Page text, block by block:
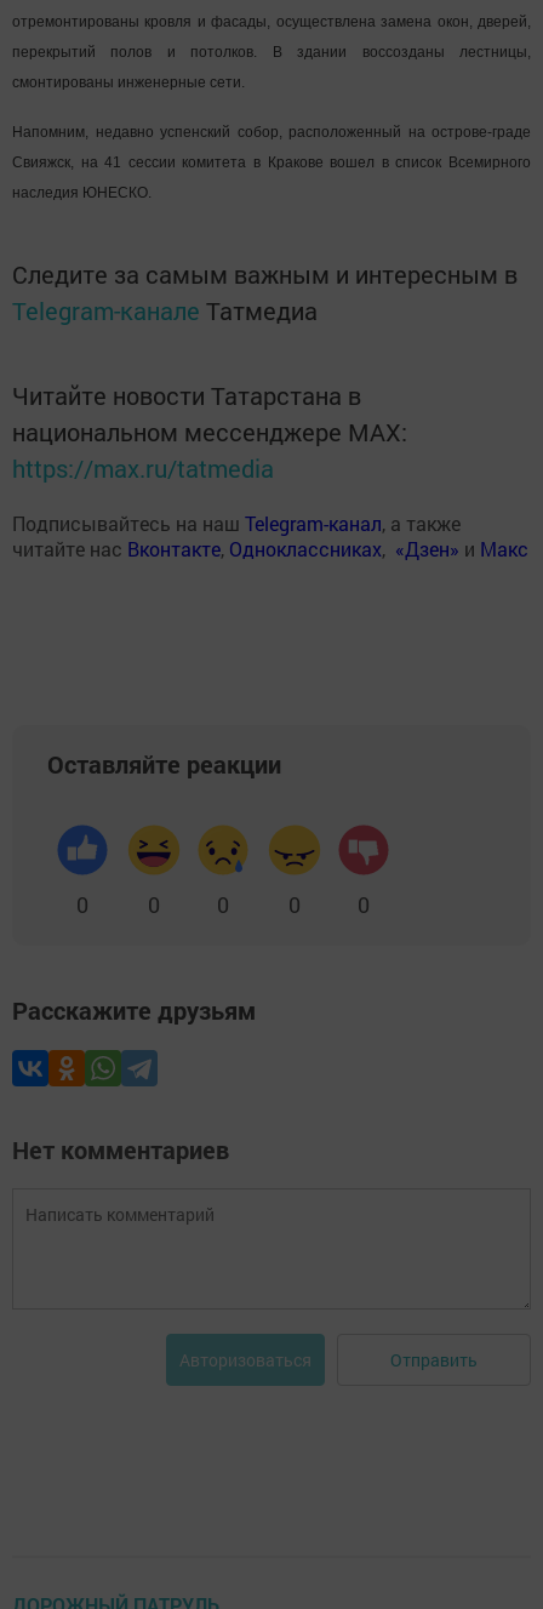
отремонтированы кровля и фасады, осуществлена замена окон, дверей,
перекрытий полов и потолков. В здании воссозданы лестницы,
смонтированы инженерные сети.
Напомним, недавно успенский собор, расположенный на острове-граде
Свияжск, на 41 сессии комитета в Кракове вошел в список Всемирного
наследия ЮНЕСКО.
Следите за самым важным и интересным в
Telegram-канале Татмедиа
Читайте новости Татарстана в
национальном мессенджере MАХ:
https://max.ru/tatmedia
Подписывайтесь на наш Telegram-канал, а также
читайте нас Вконтакте, Одноклассниках, «Дзен» и Макс
Оставляйте реакции
0 0 0 0 0
Расскажите друзьям
Нет комментариев
Авторизоваться Отправить